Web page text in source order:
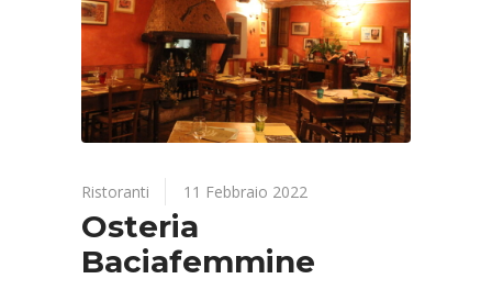
Ristoranti 11 Febbraio 2022
Osteria
Baciafemmine